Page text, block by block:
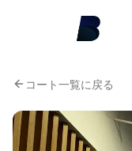
コート一覧に戻る